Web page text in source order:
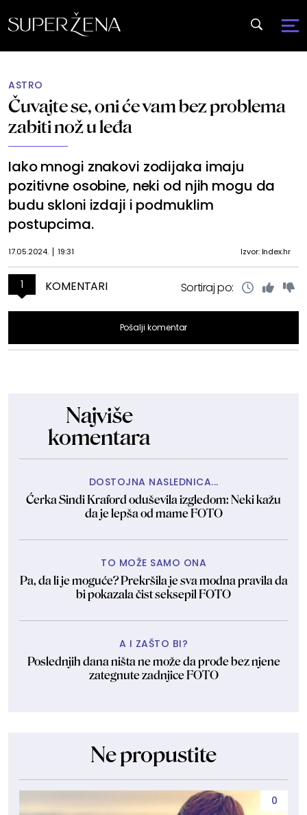
ASTRO
Čuvajte se, oni će vam bez problema
zabiti nož u leđa
Iako mnogi znakovi zodijaka imaju
pozitivne osobine, neki od njih mogu da
budu skloni izdaji i podmuklim
postupcima.
17.05.2024. 19:31 Izvor: Index.hr
1 KOMENTARI Sortiraj po:
Pošalji komentar
Najviše
komentara
DOSTOJNA NASLEDNICA...
Ćerka Sindi Kraford oduševila izgledom: Neki kažu
da je lepša od mame FOTO
TO MOŽE SAMO ONA
Pa, da li je moguće? Prekršila je sva modna pravila da
bi pokazala čist seksepil FOTO
A I ZAŠTO BI?
Poslednjih dana ništa ne može da prođe bez njene
zategnute zadnjice FOTO
Ne propustite
0